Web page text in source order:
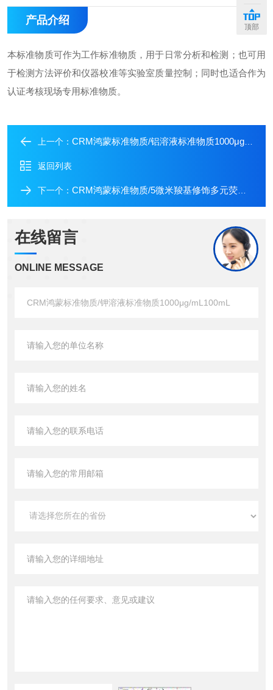
产品介绍
本标准物质可作为工作标准物质，用于日常分析和检测；也可用
于检测方法评价和仪器校准等实验室质量控制；同时也适合作为
认证考核现场专用标准物质。
上一个： CRM鸿蒙标准物质/铝溶液标准物质1000μg/mL100mL
返回列表
下一个： CRM鸿蒙标准物质/5微米羧基修饰多元荧光微粒水平12(高)/5mL
在线留言
ONLINE MESSAGE
顶部